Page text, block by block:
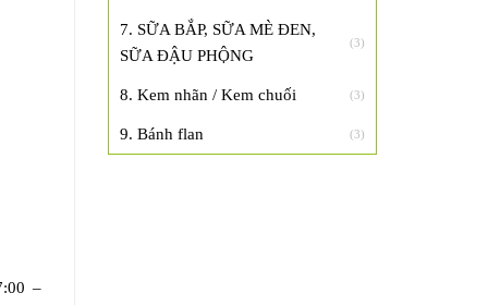
–
7. SỮA BẮP, SỮA MÈ ĐEN,
SỮA ĐẬU PHỘNG
(3)
8. Kem nhãn / Kem chuối (3)
9. Bánh flan (3)